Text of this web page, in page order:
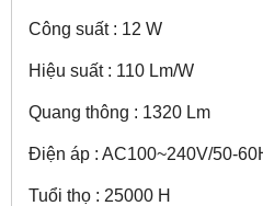
Công suất : 12 W
Hiệu suất : 110 Lm/W
Quang thông : 1320 Lm
Điện áp : AC100~240V/50-
Tuổi thọ : 25000 H